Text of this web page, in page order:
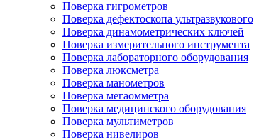
Поверка гигрометров
Поверка дефектоскопа ультразвукового
Поверка динамометрических ключей
Поверка измерительного инструмента
Поверка лабораторного оборудования
Поверка люксметра
Поверка манометров
Поверка мегаомметра
Поверка медицинского оборудования
Поверка мультиметров
Поверка нивелиров